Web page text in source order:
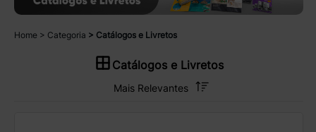
Home Categoria Catálogos e Livretos
Catálogos e Livretos